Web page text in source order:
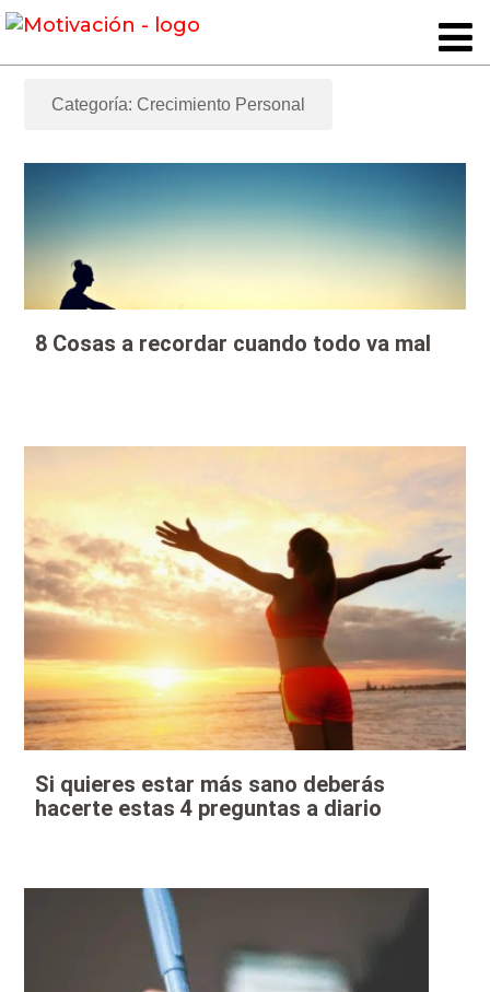
Categoría: Crecimiento Personal
8 Cosas a recordar cuando todo va mal
Si quieres estar más sano deberás
hacerte estas 4 preguntas a diario